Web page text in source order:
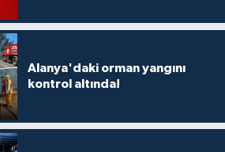
Alanya'daki orman yangını
kontrol altında!